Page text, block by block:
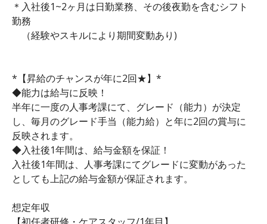
＊入社後1~2ヶ月は日勤業務、その後夜勤を含むシフト
勤務
（経験やスキルにより期間変動あり)
*【昇給のチャンスが年に2回★】*
◆能力は給与に反映！
半年に一度の人事考課にて、グレード（能力）が決定
し、毎月のグレード手当（能力給）と年に2回の賞与に
反映されます。
◆入社後1年間は、給与金額を保証！
入社後1年間は、人事考課にてグレードに変動があった
としても上記の給与金額が保証されます。
想定年収